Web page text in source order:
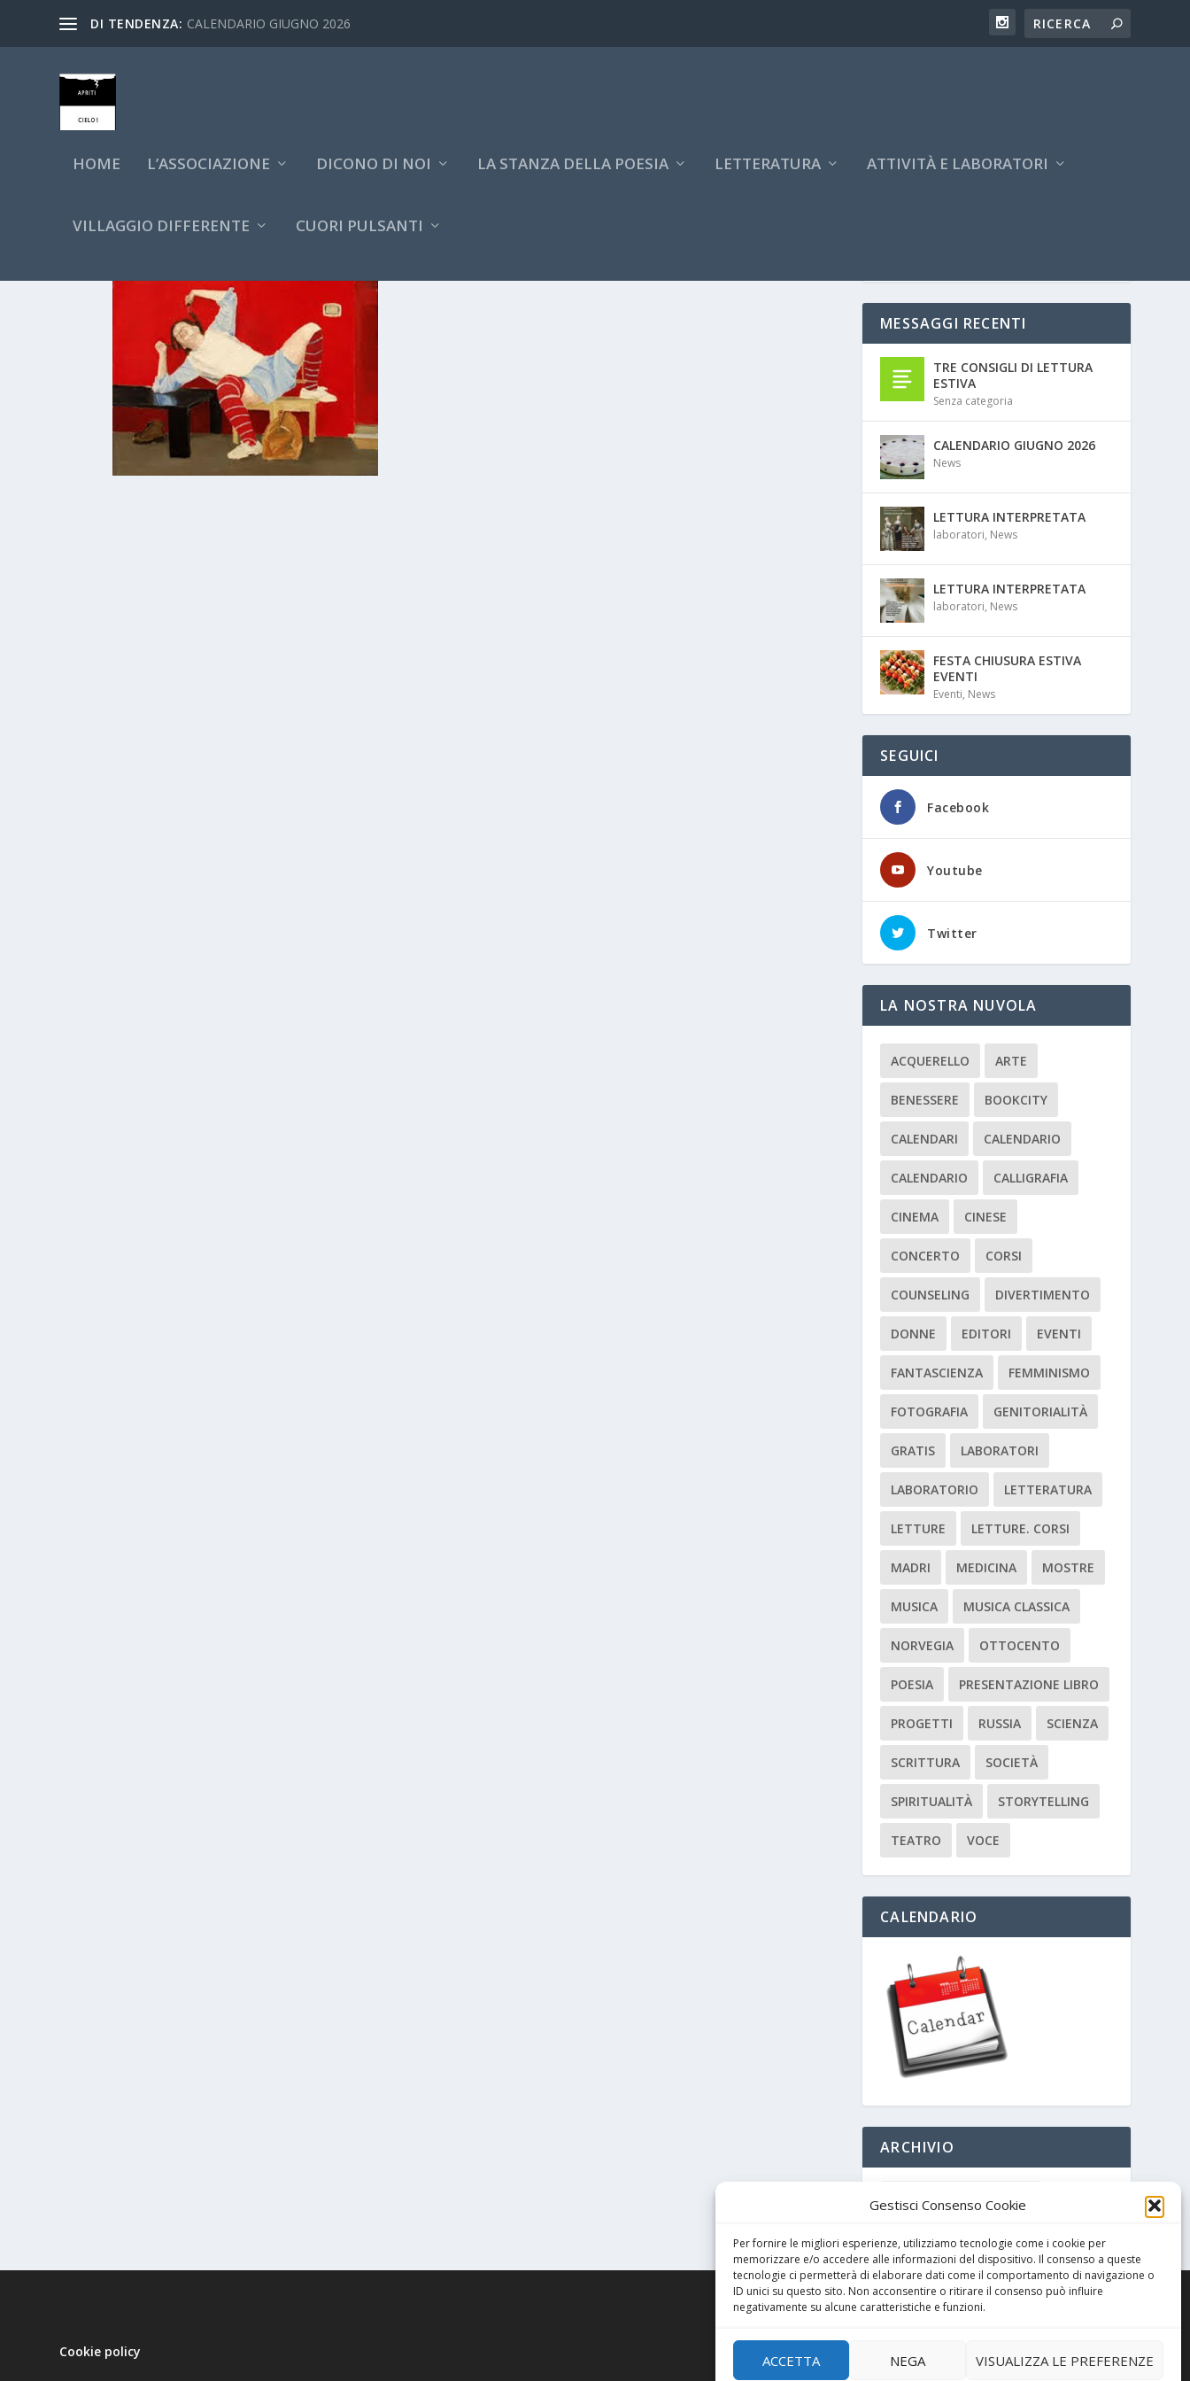
Gestisci Consenso Cookie
Per fornire le migliori esperienze, utilizziamo tecnologie come i cookie per
memorizzare e/o accedere alle informazioni del dispositivo. Il consenso a queste
tecnologie ci permetterà di elaborare dati come il comportamento di navigazione o
ID unici su questo sito. Non acconsentire o ritirare il consenso può influire
negativamente su alcune caratteristiche e funzioni.
ACCETTA NEGA VISUALIZZA LE PREFERENZE
DI TENDENZA: CALENDARIO GIUGNO 2026
HOME L’ASSOCIAZIONE DICONO DI NOI LA STANZA DELLA POESIA LETTERATURA ATTIVITÀ E LABORATORI
VILLAGGIO DIFFERENTE CUORI PULSANTI
MESSAGGI RECENTI
TRE CONSIGLI DI LETTURA
ESTIVA
Senza categoria
CALENDARIO GIUGNO 2026
News
LETTURA INTERPRETATA
laboratori, News
LETTURA INTERPRETATA
laboratori, News
FESTA CHIUSURA ESTIVA
EVENTI
Eventi, News
SEGUICI
Facebook
Youtube
Twitter
LA NOSTRA NUVOLA
ACQUERELLO ARTE
BENESSERE BOOKCITY
CALENDARI CALENDARIO
CALENDARIO CALLIGRAFIA
CINEMA CINESE
CONCERTO CORSI
COUNSELING DIVERTIMENTO
DONNE EDITORI EVENTI
FANTASCIENZA FEMMINISMO
FOTOGRAFIA GENITORIALITÀ
GRATIS LABORATORI
LABORATORIO LETTERATURA
LETTURE LETTURE. CORSI
MADRI MEDICINA MOSTRE
MUSICA MUSICA CLASSICA
NORVEGIA OTTOCENTO
POESIA PRESENTAZIONE LIBRO
PROGETTI RUSSIA SCIENZA
SCRITTURA SOCIETÀ
SPIRITUALITÀ STORYTELLING
TEATRO VOCE
CALENDARIO
ARCHIVIO
Cookie policy